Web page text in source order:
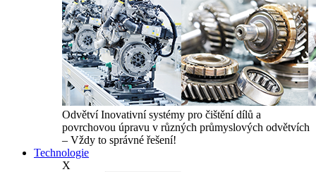
OdvětvíInovativní systémy pro čištění dílů a
povrchovou úpravu v různých průmyslových odvětvích
– Vždy to správné řešení!
Technologie
X